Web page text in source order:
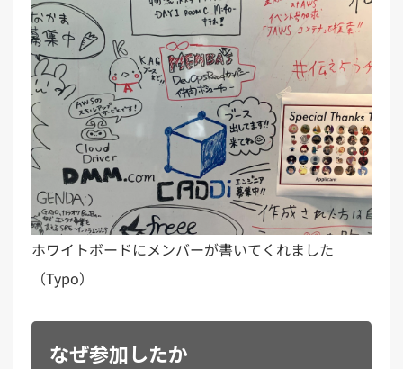
ホワイトボードにメンバーが書いてくれました
（Typo）
なぜ参加したか